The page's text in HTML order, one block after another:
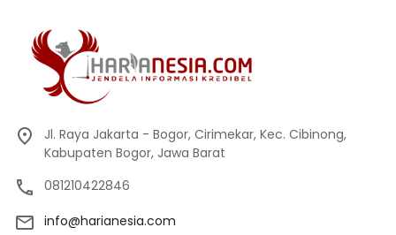
Jl. Raya Jakarta - Bogor, Cirimekar, Kec. Cibinong,
Kabupaten Bogor, Jawa Barat
081210422846
info@harianesia.com